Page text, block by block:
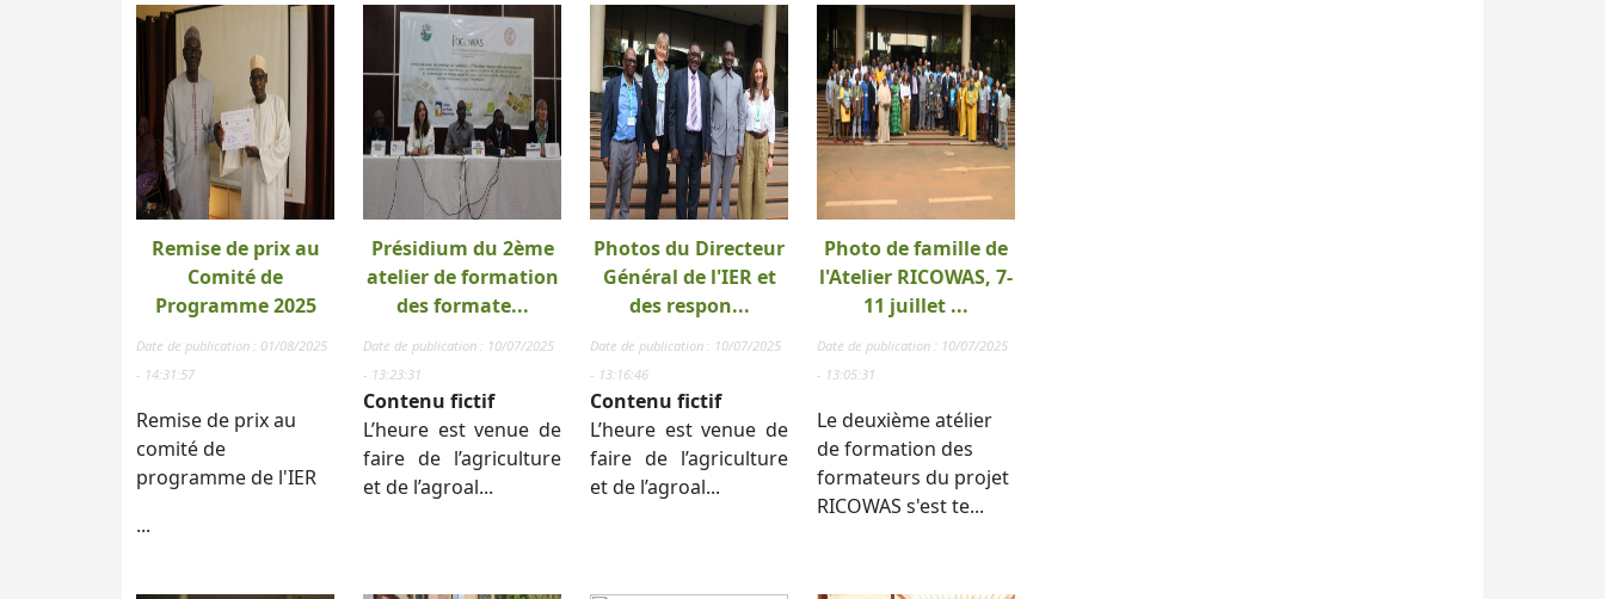
Remise de prix au
Comité de
Programme 2025
Date de publication : 01/08/2025
- 14:31:57
Remise de prix au
comité de
programme de l'IER
...
Présidium du 2ème
atelier de formation
des formate...
Date de publication : 10/07/2025
- 13:23:31
Contenu fictif
L’heure est venue de
faire de l’agriculture
et de l’agroal...
Photos du Directeur
Général de l'IER et
des respon...
Date de publication : 10/07/2025
- 13:16:46
Contenu fictif
L’heure est venue de
faire de l’agriculture
et de l’agroal...
Photo de famille de
l'Atelier RICOWAS, 7-
11 juillet ...
Date de publication : 10/07/2025
- 13:05:31
Le deuxième atélier
de formation des
formateurs du projet
RICOWAS s'est te...